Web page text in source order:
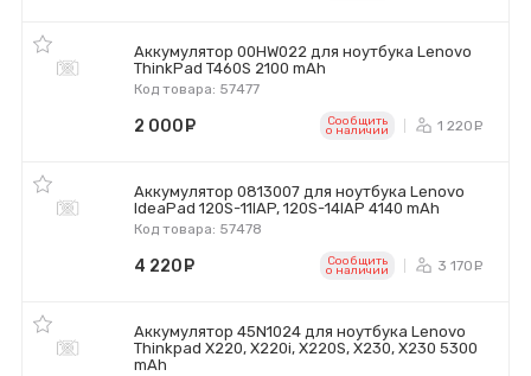
Аккумулятор 00HW022 для ноутбука Lenovo
ThinkPad T460S 2100 mAh
Код товара: 57477
2 000 Сообщить
o наличии 1 220
Аккумулятор 0813007 для ноутбука Lenovo
IdeaPad 120S-11IAP, 120S-14IAP 4140 mAh
Код товара: 57478
4 220 Сообщить
o наличии 3 170
Аккумулятор 45N1024 для ноутбука Lenovo
Thinkpad X220, X220i, X220S, X230, X230 5300
mAh